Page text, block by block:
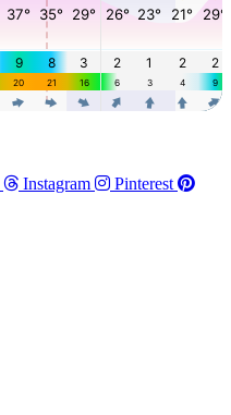
Instagram
Pinterest